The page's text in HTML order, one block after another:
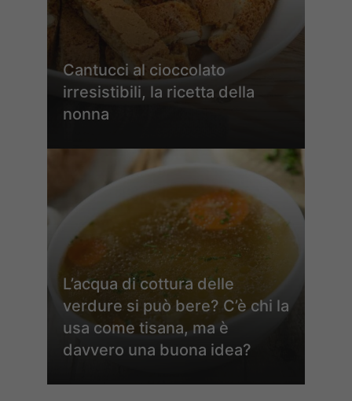
Cantucci al cioccolato
irresistibili, la ricetta della
nonna
L’acqua di cottura delle
verdure si può bere? C’è chi la
usa come tisana, ma è
davvero una buona idea?